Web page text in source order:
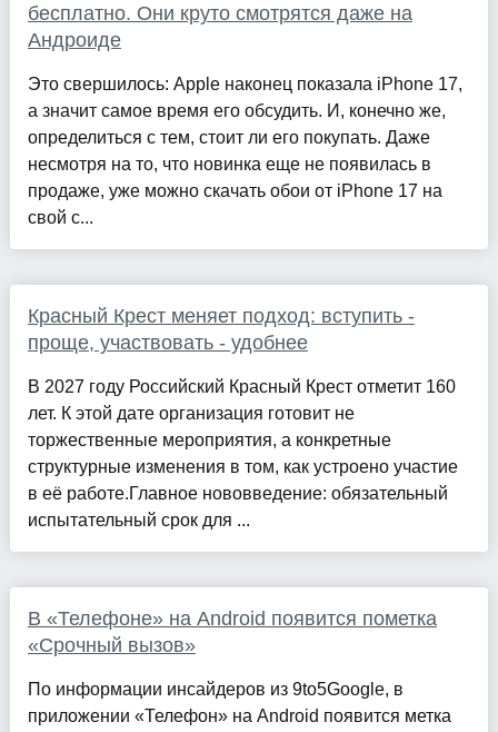
бесплатно. Они круто смотрятся даже на
Андроиде
Это свершилось: Apple наконец показала iPhone 17,
а значит самое время его обсудить. И, конечно же,
определиться с тем, стоит ли его покупать. Даже
несмотря на то, что новинка еще не появилась в
продаже, уже можно скачать обои от iPhone 17 на
свой с...
Красный Крест меняет подход: вступить -
проще, участвовать - удобнее
В 2027 году Российский Красный Крест отметит 160
лет. К этой дате организация готовит не
торжественные мероприятия, а конкретные
структурные изменения в том, как устроено участие
в её работе.Главное нововведение: обязательный
испытательный срок для ...
В «Телефоне» на Android появится пометка
«Срочный вызов»
По информации инсайдеров из 9to5Google, в
приложении «Телефон» на Android появится метка